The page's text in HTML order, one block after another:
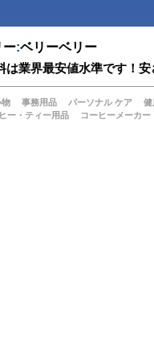
ー:ベリーベリー
業界最安値水準です！安
物 事務用品 パーソナル ケア 健
ー・ティー用品 コーヒーメーカー